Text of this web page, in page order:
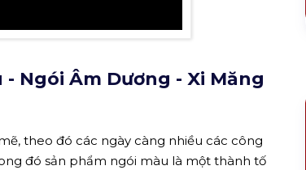
Ngói Âm Dương - Xi Măng
theo đó các ngày càng nhiều các công
đó sản phẩm ngói màu là một thành tố